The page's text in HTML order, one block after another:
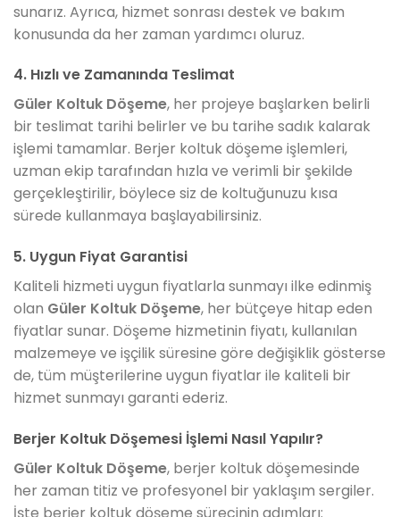
sunarız. Ayrıca, hizmet sonrası destek ve bakım
konusunda da her zaman yardımcı oluruz.
4. Hızlı ve Zamanında Teslimat
Güler Koltuk Döşeme, her projeye başlarken belirli
bir teslimat tarihi belirler ve bu tarihe sadık kalarak
işlemi tamamlar. Berjer koltuk döşeme işlemleri,
uzman ekip tarafından hızla ve verimli bir şekilde
gerçekleştirilir, böylece siz de koltuğunuzu kısa
sürede kullanmaya başlayabilirsiniz.
5. Uygun Fiyat Garantisi
Kaliteli hizmeti uygun fiyatlarla sunmayı ilke edinmiş
olan Güler Koltuk Döşeme, her bütçeye hitap eden
fiyatlar sunar. Döşeme hizmetinin fiyatı, kullanılan
malzemeye ve işçilik süresine göre değişiklik gösterse
de, tüm müşterilerine uygun fiyatlar ile kaliteli bir
hizmet sunmayı garanti ederiz.
Berjer Koltuk Döşemesi İşlemi Nasıl Yapılır?
Güler Koltuk Döşeme, berjer koltuk döşemesinde
her zaman titiz ve profesyonel bir yaklaşım sergiler.